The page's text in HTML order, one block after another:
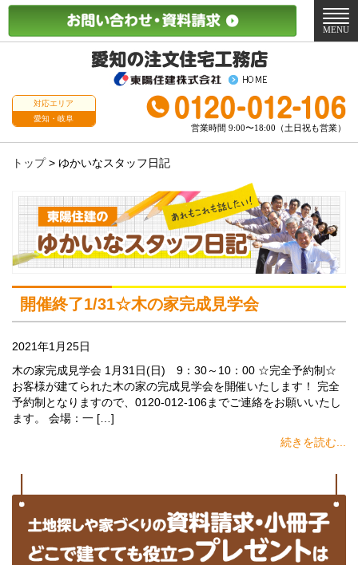
対応エリア
愛知・岐阜
営業時間 9:00〜18:00（土日祝も営業）
メ
ニ
MENU
トップ> ゆかいなスタッフ日記
開催終了1/31☆木の家完成見学会
2021年1月25日
木の家完成見学会 1月31日(日) 9：30～10：00 ☆完全予約制☆
お客様が建てられた木の家の完成見学会を開催いたします！ 完全
予約制となりますので、0120-012-106までご連絡をお願いいたし
ます。 会場：一 […]
続きを読む...